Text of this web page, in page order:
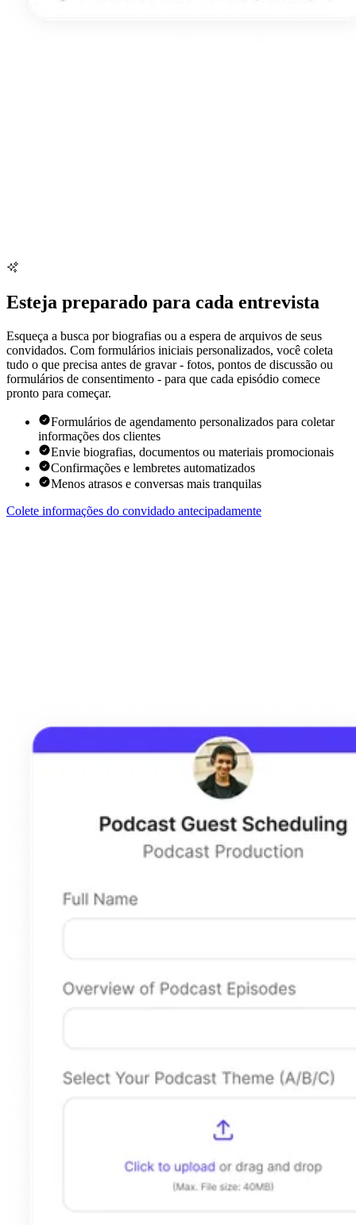
Esteja preparado para cada entrevista
Esqueça a busca por biografias ou a espera de arquivos de seus
convidados. Com formulários iniciais personalizados, você coleta
tudo o que precisa antes de gravar - fotos, pontos de discussão ou
formulários de consentimento - para que cada episódio comece
pronto para começar.
Formulários de agendamento personalizados para coletar
informações dos clientes
Envie biografias, documentos ou materiais promocionais
Confirmações e lembretes automatizados
Menos atrasos e conversas mais tranquilas
Colete informações do convidado antecipadamente